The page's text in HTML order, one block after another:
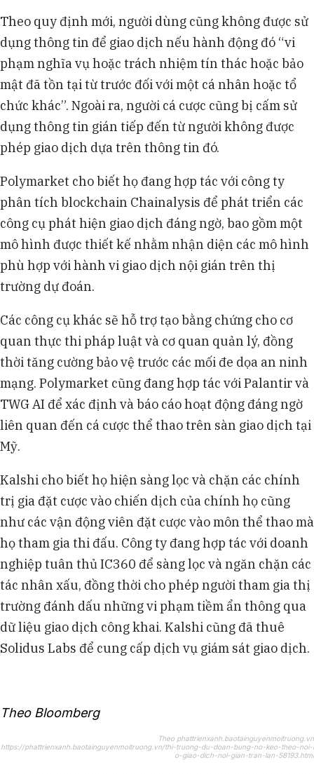
Theo quy định mới, người dùng cũng không được sử
dụng thông tin để giao dịch nếu hành động đó “vi
phạm nghĩa vụ hoặc trách nhiệm tín thác hoặc bảo
mật đã tồn tại từ trước đối với một cá nhân hoặc tổ
chức khác”. Ngoài ra, người cá cược cũng bị cấm sử
dụng thông tin gián tiếp đến từ người không được
phép giao dịch dựa trên thông tin đó.
Polymarket cho biết họ đang hợp tác với công ty
phân tích blockchain Chainalysis để phát triển các
công cụ phát hiện giao dịch đáng ngờ, bao gồm một
mô hình được thiết kế nhằm nhận diện các mô hình
phù hợp với hành vi giao dịch nội gián trên thị
trường dự đoán.
Các công cụ khác sẽ hỗ trợ tạo bằng chứng cho cơ
quan thực thi pháp luật và cơ quan quản lý, đồng
thời tăng cường bảo vệ trước các mối đe dọa an ninh
mạng. Polymarket cũng đang hợp tác với Palantir và
TWG AI để xác định và báo cáo hoạt động đáng ngờ
liên quan đến cá cược thể thao trên sàn giao dịch tại
Mỹ.
Kalshi cho biết họ hiện sàng lọc và chặn các chính
trị gia đặt cược vào chiến dịch của chính họ cũng
như các vận động viên đặt cược vào môn thể thao mà
họ tham gia thi đấu. Công ty đang hợp tác với doanh
nghiệp tuân thủ IC360 để sàng lọc và ngăn chặn các
tác nhân xấu, đồng thời cho phép người tham gia thị
trường đánh dấu những vi phạm tiềm ẩn thông qua
dữ liệu giao dịch công khai. Kalshi cũng đã thuê
Solidus Labs để cung cấp dịch vụ giám sát giao dịch.
Theo Bloomberg
Theo phattrienxanh.baotainguyenmoitruong.vn
https://phattrienxanh.baotainguyenmoitruong.vn/thi-truong-du-doan-bung-no-keo-theo-noi-l
o-giao-dich-noi-gian-tran-lan-58193.html